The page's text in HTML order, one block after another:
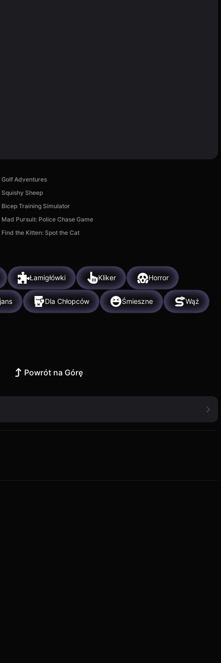
Golf Adventures
Squishy Sheep
Bicep Training Simulator
Mad Pursuit: Police Chase Game
Find the Kitten: Spot the Cat
Łamigłówki Kliker Horror
Dla Chłopców Śmieszne Wąż
Powrót na Górę